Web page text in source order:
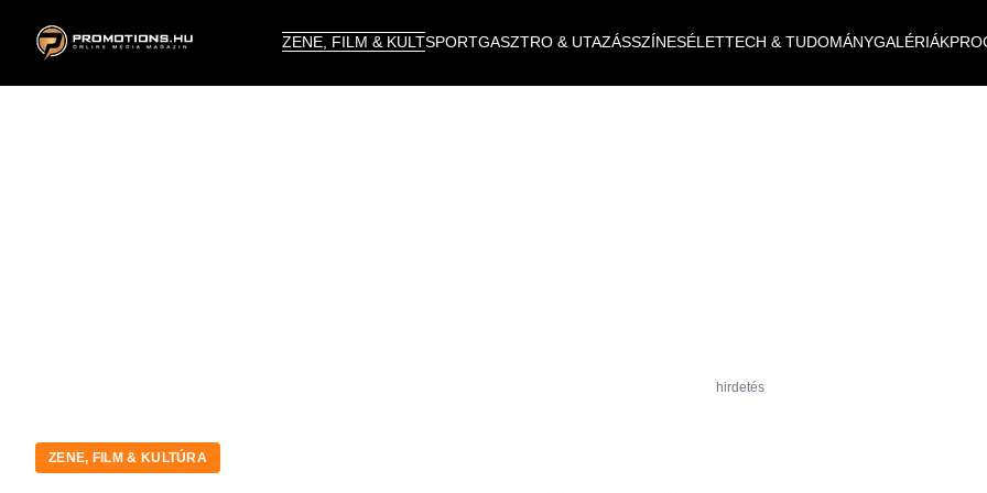
ZENE, FILM & KULTSPORTGASZTRO & UTAZÁSSZÍNESÉLETTECH & TUDOMÁNYGALÉRIÁK
hirdetés
ZENE, FILM & KULTÚRA